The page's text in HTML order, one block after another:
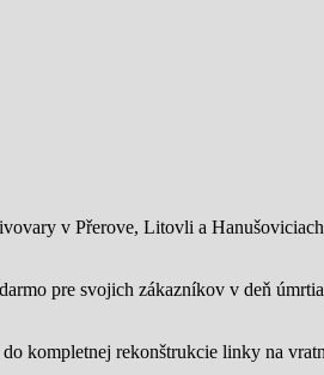
v Přerove, Litovli a
pre svojich zákazníkov v deň
kompletnej rekonštrukcie linky na